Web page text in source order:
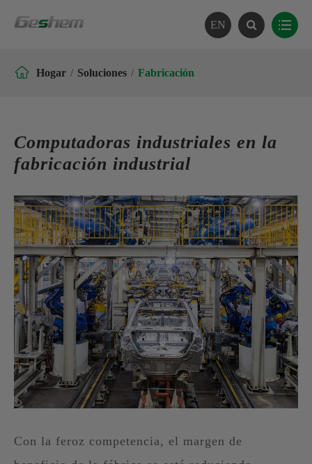
EN
 Hogar Soluciones Fabricación
Computadoras industriales en la
fabricación industrial
Con la feroz competencia, el margen de